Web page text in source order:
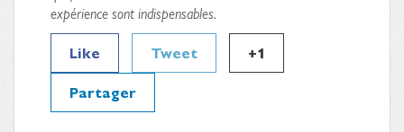
expérience sont indispensables.
Like
Tweet
+1
Partager